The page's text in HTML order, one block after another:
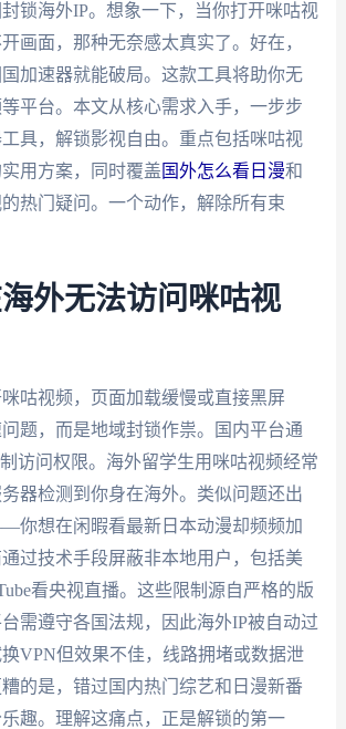
锁海外IP。想象一下，当你打开咪咕视
画面，那种无奈感太真实了。好在，
加速器就能破局。这款工具将助你无
平台。本文从核心需求入手，一步步
具，解锁影视自由。重点包括咪咕视
用方案，同时覆盖 国外怎么看日漫和
热门疑问。一个动作，解除所有束
外无法访问咪咕视
咕视频，页面加载缓慢或直接黑屏
题，而是地域封锁作祟。国内平台通
访问权限。海外留学生用咪咕视频经常
器检测到你身在海外。类似问题还出
你想在闲暇看最新日本动漫却频频加
过技术手段屏蔽非本地用户，包括美
看央视直播。这些限制源自严格的版
需遵守各国法规，因此海外IP被自动过
VPN但效果不佳，线路拥堵或数据泄
的是，错过国内热门综艺和日漫新番
趣。理解这痛点，正是解锁的第一